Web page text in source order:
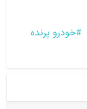
خودرو پرنده